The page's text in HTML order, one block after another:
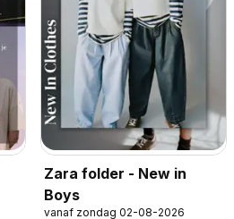
Zara folder - New in
Boys
vanaf zondag 02-08-2026